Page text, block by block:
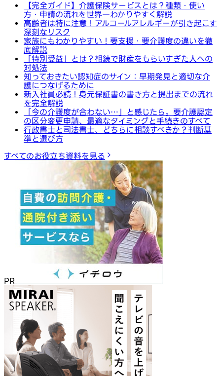
【完全ガイド】介護保険サービスとは？種類・使い
方・申請の流れを世界一わかりやすく解説
高齢者は特に注意！アルコールアレルギーが引き起こす
深刻なリスク
家族にもわかりやすい！要支援・要介護度の違いを徹
底解説
「特別受益」とは？相続で財産をもらいすぎた人への
対処法
知っておきたい認知症のサイン：早期発見と適切な介
護につなげるために
新入社員必読！身元保証書の書き方と提出までの流れ
を完全解説
「今の介護度が合わない…」と感じたら。要介護認定
の区分変更申請、最適なタイミングと手続きのすべて
行政書士と司法書士、どちらに相談すべきか？判断基
準と選び方
すべてのお役立ち資料を見る
PR